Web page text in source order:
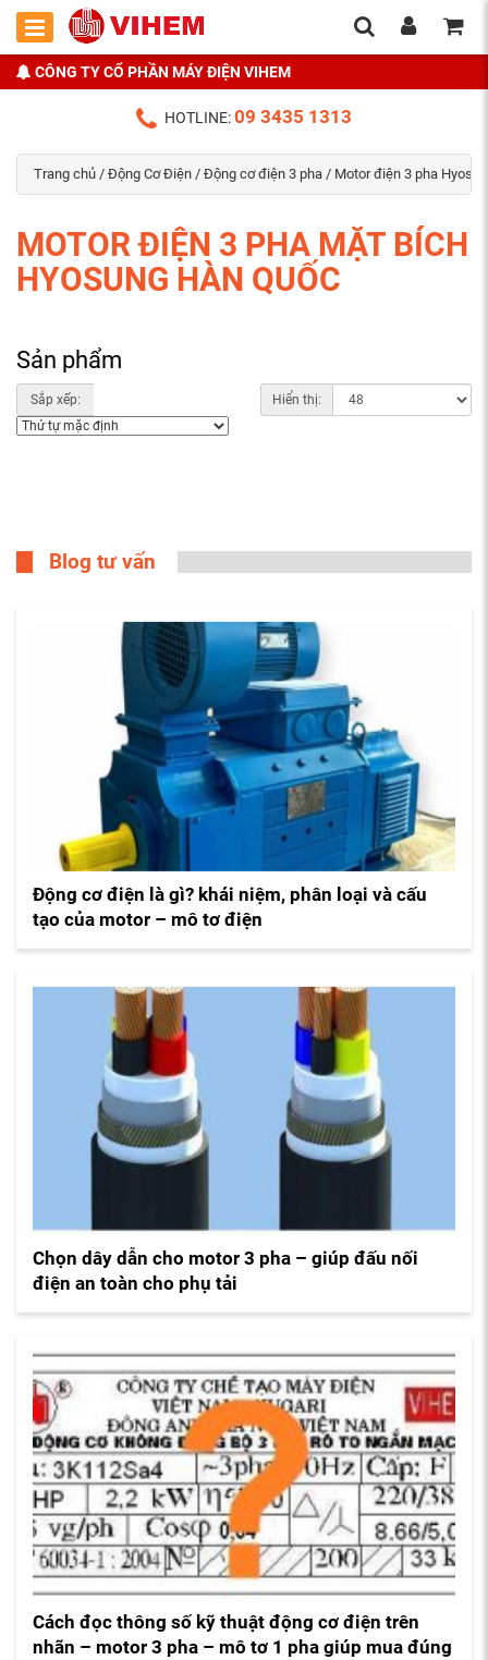
CÔNG TY CỔ PHẦN MÁY ĐIỆN VIHEM
HOTLINE:09 3435 1313
Trang chủ / Động Cơ Điện / Động cơ điện 3 pha / Motor điện 3 pha
MOTOR ĐIỆN 3 PHA MẶT BÍCH
HYOSUNG HÀN QUỐC
Sản phẩm
Sắp xếp: Hiển thị:
Blog tư vấn
Động cơ điện là gì? khái niệm, phân loại và cấu
tạo của motor – mô tơ điện
Chọn dây dẫn cho motor 3 pha – giúp đấu nối
điện an toàn cho phụ tải
Cách đọc thông số kỹ thuật động cơ điện trên
nhãn – motor 3 pha – mô tơ 1 pha giúp mua đúng